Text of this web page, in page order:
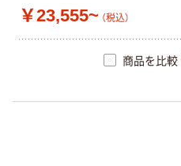
￥23,555~ （税込）
商品を比較